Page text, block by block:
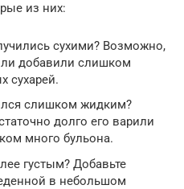
из них:
сухими? Возможно,
добавили слишком
сухарей.
слишком жидким?
долго его варили
много бульона.
густым? Добавьте
в небольшом